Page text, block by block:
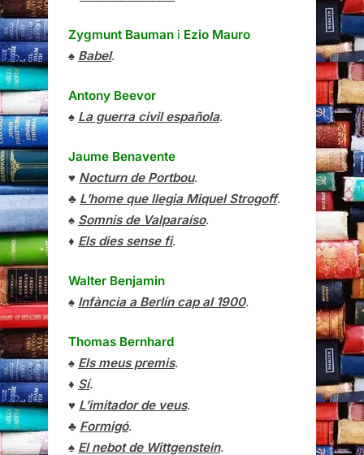
Zygmunt Bauman i Ezio Mauro
♠ Babel.
Antony Beevor
♠ La guerra civil española.
Jaume Benavente
♥ Nocturn de Portbou.
♣ L’home que llegia Miquel Strogoff.
♠ Somnis de Valparaíso.
♦ Els dies sense fi.
Walter Benjamin
♠ Infància a Berlín cap al 1900.
Thomas Bernhard
♠ Els meus premis.
♦ Sí.
♥ L’imitador de veus.
♣ Formigó.
♠ El nebot de Wittgenstein.